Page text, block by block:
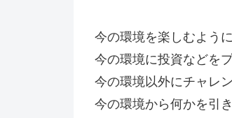
今の環境を楽しむよう
今の環境に投資などを
今の環境以外にチャレ
今の環境から何かを引